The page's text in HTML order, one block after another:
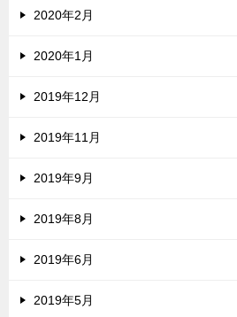
2020年2月
2020年1月
2019年12月
2019年11月
2019年9月
2019年8月
2019年6月
2019年5月